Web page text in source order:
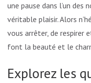
une pause dans l’un des
véritable plaisir. Alors
vous arrêter, de respirer
font la beauté et le
Explorez les